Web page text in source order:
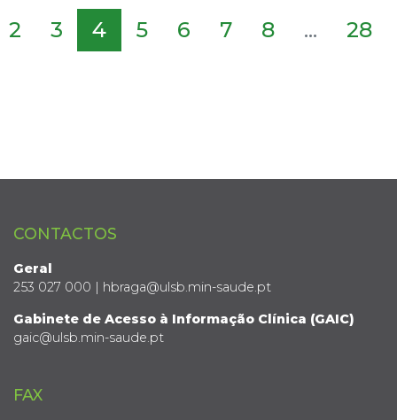
2 3 4 5 6 7 8 ... 28
CONTACTOS
Geral
253 027 000 | hbraga@ulsb.min-saude.pt
Gabinete de Acesso à Informação Clínica (GAIC)
gaic@ulsb.min-saude.pt
FAX